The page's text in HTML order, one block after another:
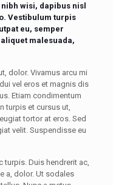
wisi, dapibus nisl
Vestibulum turpis
eu, semper
malesuada,
dolor. Vivamus arcu mi
vel eros et magnis dis
Etiam condimentum
turpis et cursus ut,
tortor at eros. Sed
velit. Suspendisse eu
turpis. Duis hendrerit ac,
a, dolor. Ut sodales